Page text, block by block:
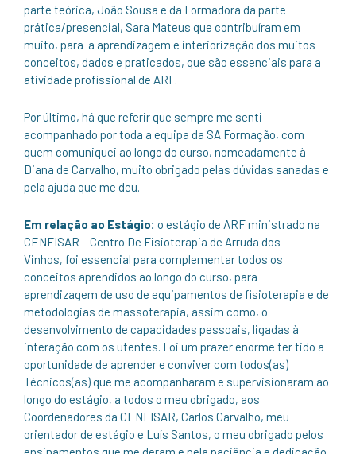
parte teórica, João Sousa e da Formadora da parte
prática/presencial, Sara Mateus que contribuíram em
muito, para a aprendizagem e interiorização dos muitos
conceitos, dados e praticados, que são essenciais para a
atividade profissional de ARF.
Por último, há que referir que sempre me senti
acompanhado por toda a equipa da SA Formação, com
quem comuniquei ao longo do curso, nomeadamente à
Diana de Carvalho, muito obrigado pelas dúvidas sanadas e
pela ajuda que me deu.
Em relação ao Estágio: o estágio de ARF ministrado na
CENFISAR – Centro De Fisioterapia de Arruda dos
Vinhos, foi essencial para complementar todos os
conceitos aprendidos ao longo do curso, para
aprendizagem de uso de equipamentos de fisioterapia e de
metodologias de massoterapia, assim como, o
desenvolvimento de capacidades pessoais, ligadas à
interação com os utentes. Foi um prazer enorme ter tido a
oportunidade de aprender e conviver com todos(as)
Técnicos(as) que me acompanharam e supervisionaram ao
longo do estágio, a todos o meu obrigado, aos
Coordenadores da CENFISAR, Carlos Carvalho, meu
orientador de estágio e Luís Santos, o meu obrigado pelos